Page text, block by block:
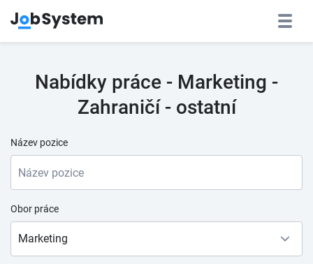
Nabídky práce - Marketing -
Zahraničí - ostatní
Název pozice
Obor práce
Marketing